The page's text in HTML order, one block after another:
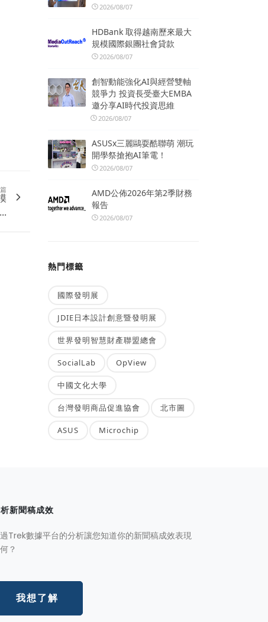
2026/08/07
HDBank 取得越南歷來最大
規模國際銀團社會貸款
2026/08/07
創智動能強化AI與經營雙軸
競爭力 投資長受臺大EMBA
邀分享AI時代投資思維
2026/08/07
ASUSx三麗鷗耍酷聯萌 潮玩
開學祭搶抱AI筆電！
2026/08/07
AMD公佈2026年第2季財務
報告
2026/08/07
熱門標籤
國際發明展
JDIE日本設計創意暨發明展
世界發明智慧財產聯盟總會
SocialLab OpView
中國文化大學
台灣發明商品促進協會 北市圖
ASUS Microchip
新聞稿成效
Trek數據平台的分析讓您知道你的新聞稿成效表現
？
我想了解